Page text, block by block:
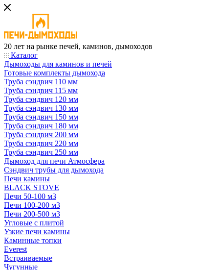
20 лет на рынке печей, каминов, дымоходов
Каталог
Дымоходы для каминов и печей
Готовые комплекты дымохода
Труба сэндвич 110 мм
Труба сэндвич 115 мм
Труба сэндвич 120 мм
Труба сэндвич 130 мм
Труба сэндвич 150 мм
Труба сэндвич 180 мм
Труба сэндвич 200 мм
Труба сэндвич 220 мм
Труба сэндвич 250 мм
Дымоход для печи Атмосфера
Сэндвич трубы для дымохода
Печи камины
BLACK STOVE
Печи 50-100 м3
Печи 100-200 м3
Печи 200-500 м3
Угловые с плитой
Узкие печи камины
Каминные топки
Everest
Встраиваемые
Чугунные